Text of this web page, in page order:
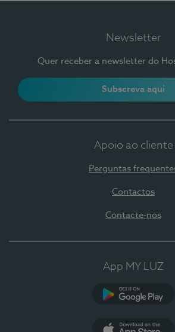
Newsletter
Quer receber a newsletter do
Subscreva aqui
Apoio ao cliente
Perguntas
Contactos
Contacte-nos
App MY LUZ